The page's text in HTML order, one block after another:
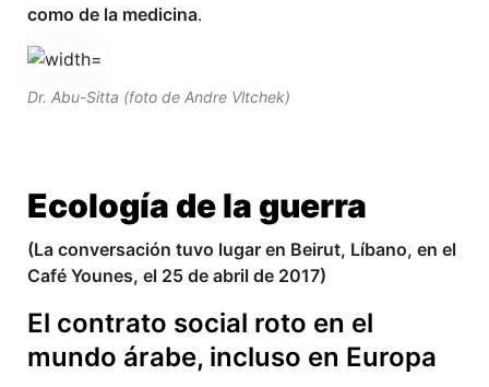
como de la medicina.
Dr. Abu-Sitta (foto de Andre Vltchek)
Ecología de la guerra
(La conversación tuvo lugar en Beirut, Líbano, en el
Café Younes, el 25 de abril de 2017)
El contrato social roto en el
mundo árabe, incluso en Europa